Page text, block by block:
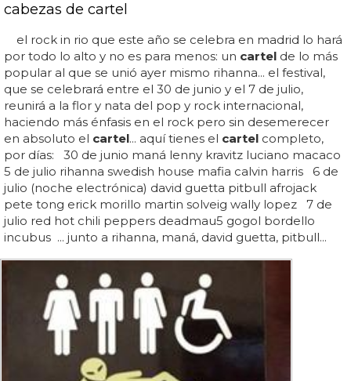
cabezas de cartel
el rock in rio que este año se celebra en madrid lo hará
por todo lo alto y no es para menos: un cartel de lo más
popular al que se unió ayer mismo rihanna... el festival,
que se celebrará entre el 30 de junio y el 7 de julio,
reunirá a la flor y nata del pop y rock internacional,
haciendo más énfasis en el rock pero sin desemerecer
en absoluto el cartel... aquí tienes el cartel completo,
por días: 30 de junio maná lenny kravitz luciano macaco
5 de julio rihanna swedish house mafia calvin harris 6 de
julio (noche electrónica) david guetta pitbull afrojack
pete tong erick morillo martin solveig wally lopez 7 de
julio red hot chili peppers deadmau5 gogol bordello
incubus ... junto a rihanna, maná, david guetta, pitbull...